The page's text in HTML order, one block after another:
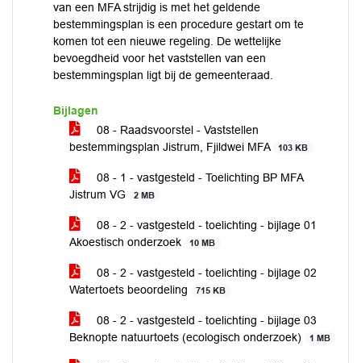
van een MFA strijdig is met het geldende
bestemmingsplan is een procedure gestart om te
komen tot een nieuwe regeling. De wettelijke
bevoegdheid voor het vaststellen van een
bestemmingsplan ligt bij de gemeenteraad.
Bijlagen
08 - Raadsvoorstel - Vaststellen
bestemmingsplan Jistrum, Fjildwei MFA
103 KB
08 - 1 - vastgesteld - Toelichting BP MFA
Jistrum VG
2 MB
08 - 2 - vastgesteld - toelichting - bijlage 01
Akoestisch onderzoek
10 MB
08 - 2 - vastgesteld - toelichting - bijlage 02
Watertoets beoordeling
715 KB
08 - 2 - vastgesteld - toelichting - bijlage 03
Beknopte natuurtoets (ecologisch onderzoek)
1 MB